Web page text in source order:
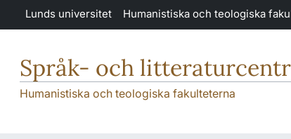
Hoppa till huvudinnehåll
Lunds universitet Humanistiska och teologiska
Språk- och
Humanistiska och teologiska fakulteterna